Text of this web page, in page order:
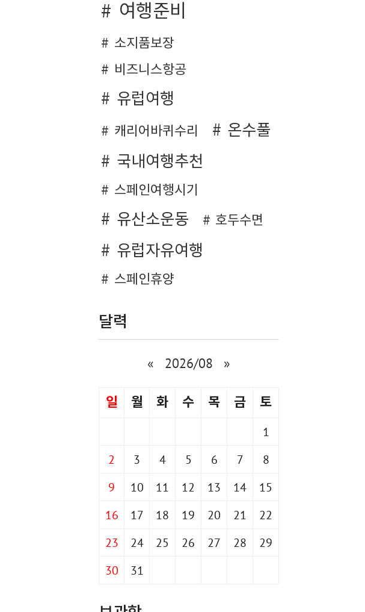
여행준비
소지품보장
비즈니스항공
유럽여행
캐리어바퀴수리
온수풀
국내여행추천
스페인여행시기
유산소운동 호두수면
유럽자유여행
스페인휴양
달력
« 2026/08 »
일 월 화 수 목 금 토
1
2
3 4 5 6 7
8
9
10 11 12 13 14
15
16
17 18 19 20 21
22
23
24 25 26 27 28
29
30
31